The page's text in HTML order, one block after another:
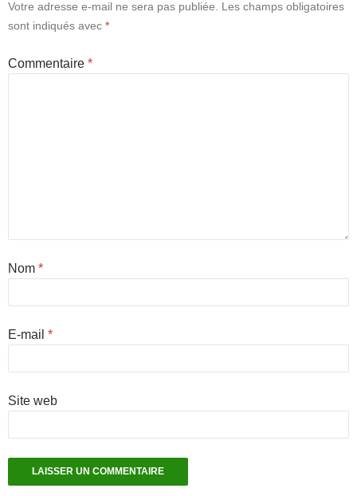
Votre adresse e-mail ne sera pas publiée.
Les champs obligatoires
sont indiqués avec *
Commentaire *
Nom *
E-mail *
Site web